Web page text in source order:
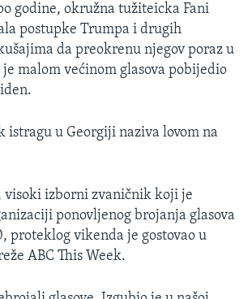
godine, okružna tužiteicka Fani
postupke Trumpa i drugih
da preokrenu njegov poraz u
malom većinom glasova pobijedio
istragu u Georgiji naziva lovom na
visoki izborni zvaničnik koji je
ponovljenog brojanja glasova
proteklog vikenda je gostovao u
ABC This Week.